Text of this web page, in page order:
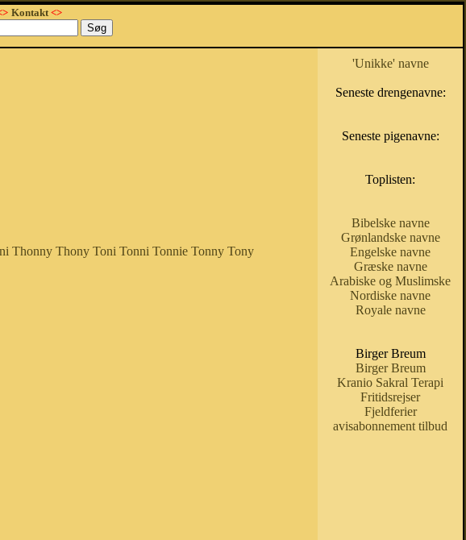
Kontakt<>
Thonny Thony Toni Tonni Tonnie Tonny Tony
'Unikke' navne
Seneste drengenavne:
Seneste pigenavne:
Toplisten:
Bibelske navne
Grønlandske navne
Engelske navne
Græske navne
Arabiske og Muslimske
Nordiske navne
Royale navne
Birger Breum
Birger Breum
Kranio Sakral Terapi
Fritidsrejser
Fjeldferier
avisabonnement tilbud